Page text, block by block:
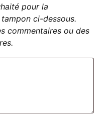
pour la
ci-dessous.
commentaires ou des